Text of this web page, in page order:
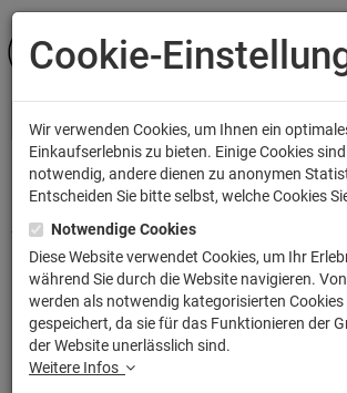
La Catrina Muerte T-Shirt
Artikelnummer: TLM2094KT
Cookie-
Wir verwenden Cookies, um Ihnen ein
Einkaufserlebnis zu bieten. Einige Cookies
notwendig, andere dienen zu anonymen
Entscheiden Sie bitte selbst, welche Cookies
Notwendige Cookies
Diese Website verwendet Cookies, um Ihr
während Sie durch die Website navigieren.
werden als notwendig kategorisierten
gespeichert, da sie für das Funktionieren der
der Website unerlässlich sind.
Weitere Infos